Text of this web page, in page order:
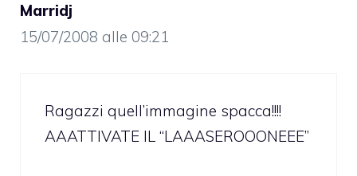
Marridj
15/07/2008 alle 09:21
Ragazzi quell’immagine spacca!!!!
AAATTIVATE IL “LAAASEROOONEEE”